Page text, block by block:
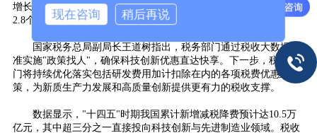
增长24.1%和50.1%，民营经济销售收入占全国比重较2020年提升
2.8个百分点至71.7%。
国家税务总局副局长王道树指出，税务部门通过税收大数据精
准实施"政策找人"，确保科技创新优惠直达快享。下一步，税务部
门将持续优化落实包括研发费用加计扣除在内的各项税费优惠政
策，为新质生产力发展和高质量创新提供更有力的税收支撑。
数据显示，"十四五"时期我国累计新增减税降费预计达10.5万
亿元，其中超三分之一直接投向科技创新与先进制造业领域。税收
现在咨询 稍后再说